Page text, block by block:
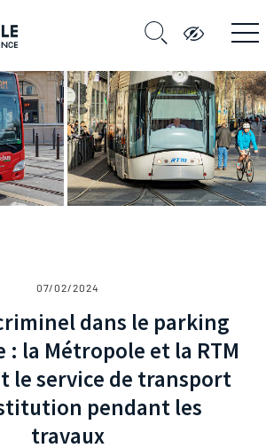
07/02/2024
dans le parking
: la Métropole et la RTM
le service de transport
pendant les
travaux